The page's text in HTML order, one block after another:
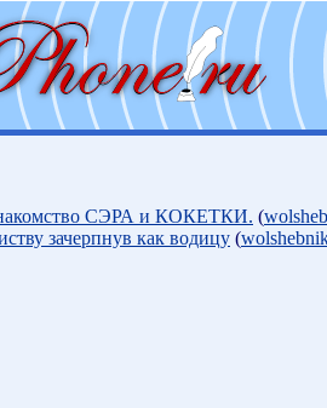
СЭРА и КОКЕТКИ. (
зачерпнув как водицу (